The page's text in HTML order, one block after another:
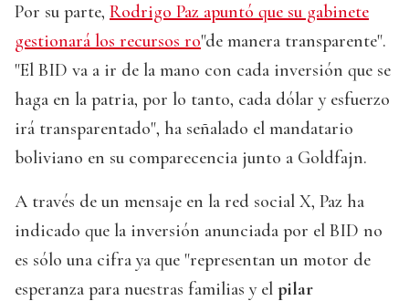
Por su parte, Rodrigo Paz apuntó que su gabinete
gestionará los recursos ro"de manera transparente".
"El BID va a ir de la mano con cada inversión que se
haga en la patria, por lo tanto, cada dólar y esfuerzo
irá transparentado", ha señalado el mandatario
boliviano en su comparecencia junto a Goldfajn.
A través de un mensaje en la red social X, Paz ha
indicado que la inversión anunciada por el BID no
es sólo una cifra ya que "representan un motor de
esperanza para nuestras familias y el pilar